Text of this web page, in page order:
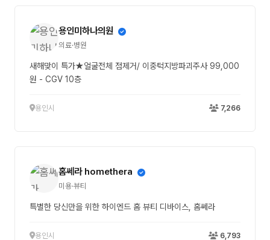
용인미하나의원
의료·병원
새해맞이 특가★얼굴전체 점제거/ 이중턱지방파괴주사 99,000
원 - CGV 10층
용인시 7,266
홈쎄라 homethera
미용·뷰티
특별한 당신만을 위한 하이엔드 홈 뷰티 디바이스, 홈쎄라
용인시 6,793